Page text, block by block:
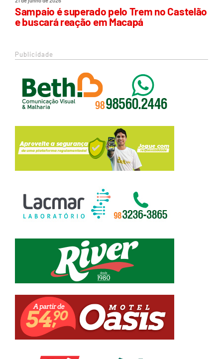
Sampaio é superado pelo Trem no Castelão
e buscará reação em Macapá
Publicidade